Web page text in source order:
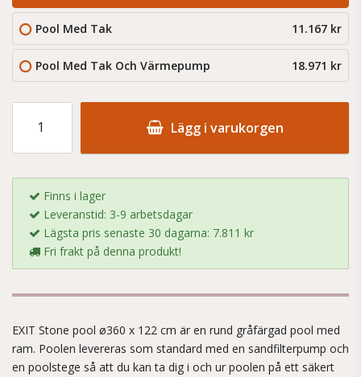
Pool Med Tak 11.167 kr
Pool Med Tak Och Värmepump 18.971 kr
Lägg i varukorgen
Finns i lager
Leveranstid: 3-9 arbetsdagar
Lägsta pris senaste 30 dagarna: 7.811 kr
Fri frakt på denna produkt!
EXIT Stone pool ø360 x 122 cm är en rund gråfärgad pool med
ram. Poolen levereras som standard med en sandfilterpump och
en poolstege så att du kan ta dig i och ur poolen på ett säkert